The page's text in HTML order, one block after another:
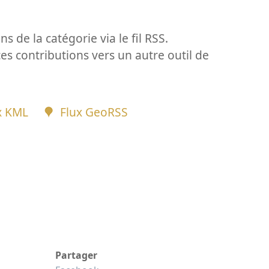
de la catégorie via le fil RSS.
contributions vers un autre outil de
KML Flux GeoRSS
Partager